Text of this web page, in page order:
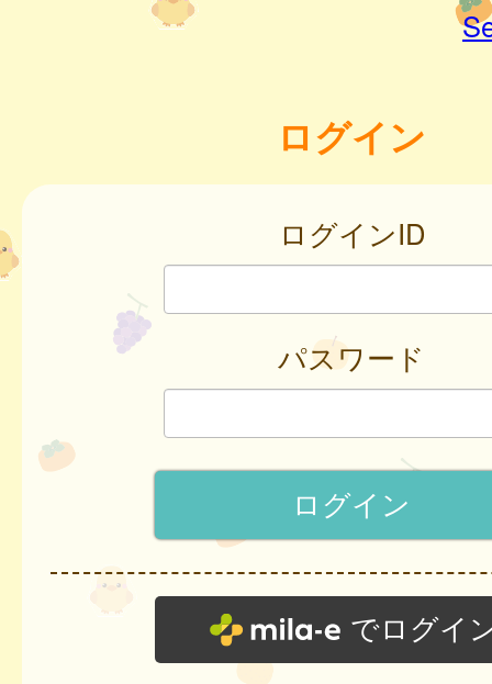
ログイン
ログインID
パスワード
でログイ